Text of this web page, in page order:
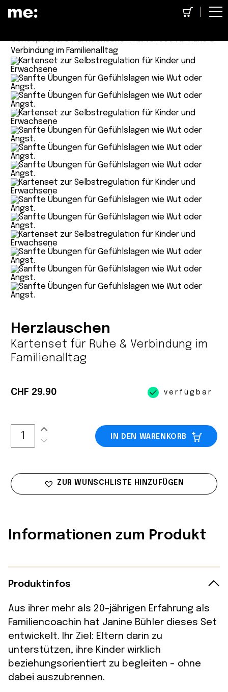
Concept Store>Erwachsene> Kartenset für Ruhe &
Verbindung im Familienalltag
Herzlauschen
Kartenset für Ruhe & Verbindung im
Familienalltag
CHF 29.90 verfügbar
IN DEN WARENKORB
ZUR WUNSCHLISTE HINZUFÜGEN
Informationen zum Produkt
Produktinfos
Aus ihrer mehr als 20-jährigen Erfahrung als
Familiencoachin hat Janine Bühler dieses Set
entwickelt. Ihr Ziel: Eltern darin zu
unterstützen, ihre Kinder wirklich
beziehungsorientiert zu begleiten – ohne
dabei auszubrennen.